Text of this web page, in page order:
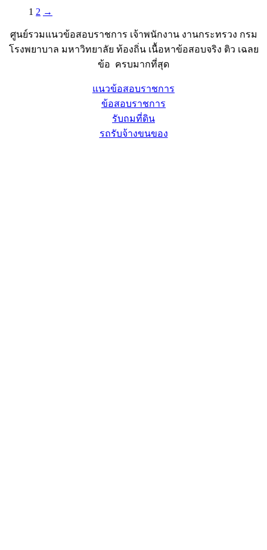
1 2 →
ศูนย์รวมแนวข้อสอบราชการ เจ้าพนักงาน งานกระทรวง กรม
โรงพยาบาล มหาวิทยาลัย ท้องถิ่น เนื้อหาข้อสอบจริง ติว เฉลย
ข้อ ครบมากที่สุด
แนวข้อสอบราชการ
ข้อสอบราชการ
รับถมที่ดิน
รถรับจ้างขนของ